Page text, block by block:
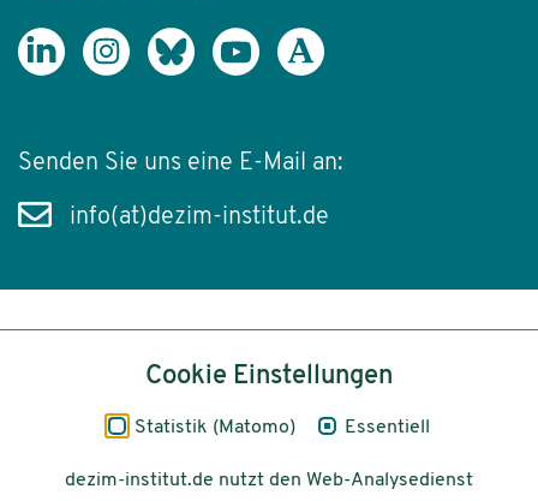
Senden Sie uns eine E-Mail an:
info(at)dezim-institut.de
Impressum
Datenschutz
Cookie Einstellungen
Statistik (Matomo) Essentiell
dezim-institut.de nutzt den Web-Analysedienst